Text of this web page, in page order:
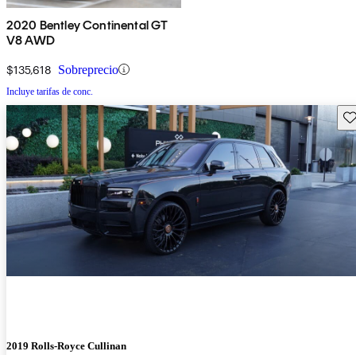
2020 Bentley Continental GT
V8 AWD
$135,618 Sobreprecio
Incluye tarifas de conc.
2019 Rolls-Royce Cullinan